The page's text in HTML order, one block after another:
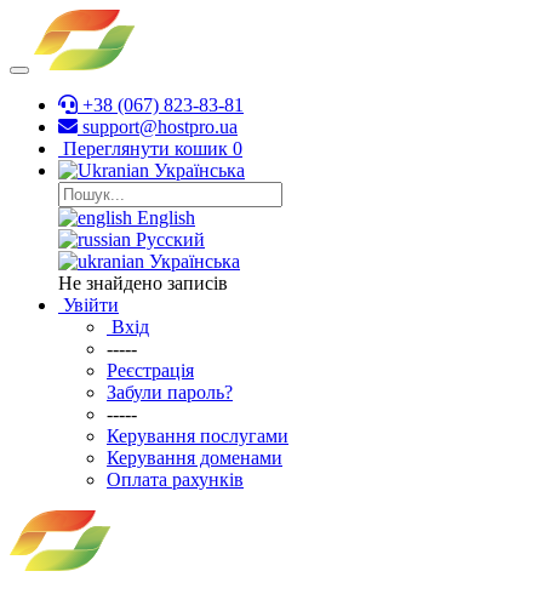
+38 (067) 823-83-81
support@hostpro.ua
Переглянути кошик 0
Українська
English
Русский
Українська
Не знайдено записів
Увійти
Вхід
-----
Реєстрація
Забули пароль?
-----
Керування послугами
Керування доменами
Оплата рахунків